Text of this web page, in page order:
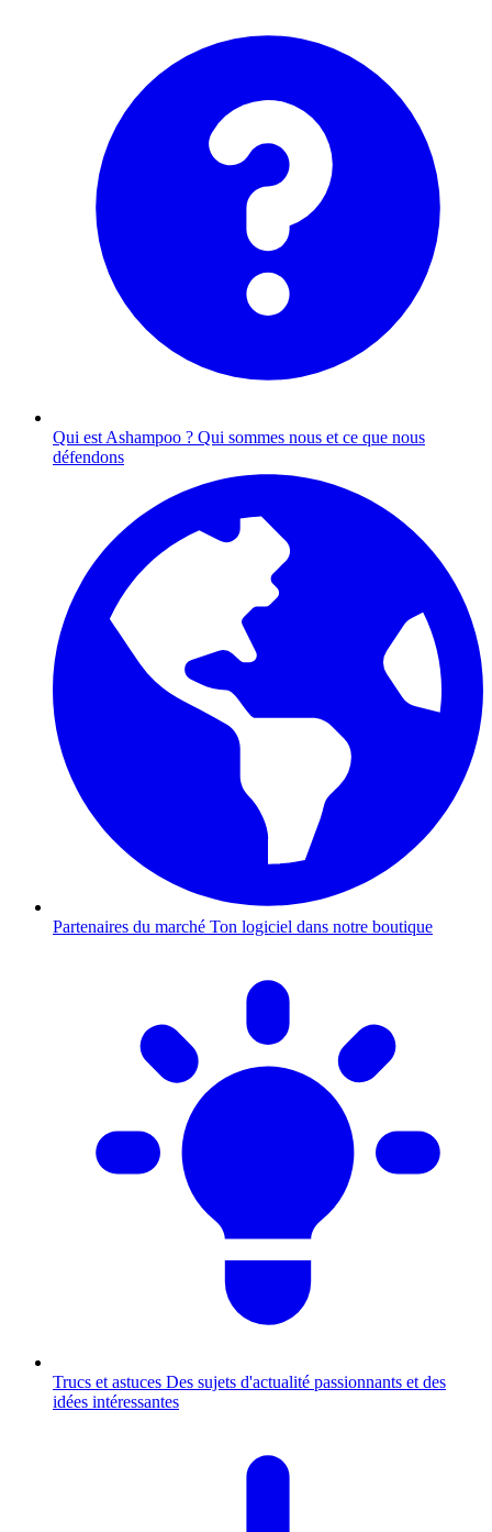
Qui est Ashampoo ? Qui sommes nous et ce que nous
défendons
Partenaires du marché Ton logiciel dans notre boutique
Trucs et astuces Des sujets d'actualité passionnants et des
idées intéressantes